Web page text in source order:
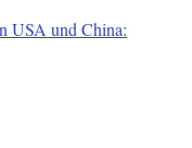
USA und China: